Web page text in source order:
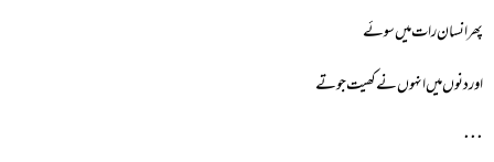
پھر انسان رات میں سوئے
اور دنوں میں انہوں نے کھیت جوتے
٠٠٠